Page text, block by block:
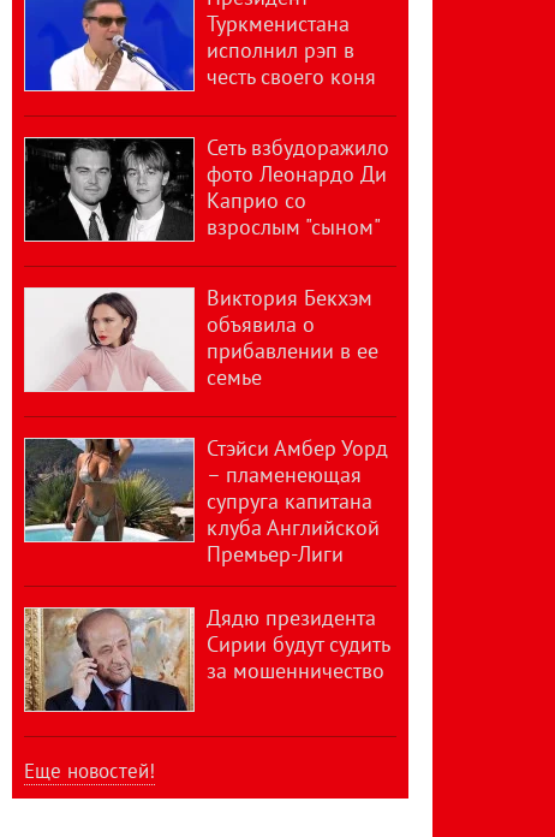
Туркменистана
исполнил рэп в
честь своего коня
Сеть взбудоражило
фото Леонардо Ди
Каприо со
взрослым "сыном"
Виктория Бекхэм
объявила о
прибавлении в ее
семье
Стэйси Амбер Уорд
– пламенеющая
супруга капитана
клуба Английской
Премьер-Лиги
Дядю президента
Сирии будут судить
за мошенничество
Еще новостей!